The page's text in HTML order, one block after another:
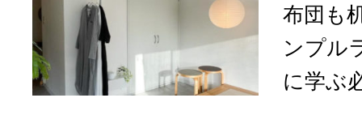
布団も
ンプル
に学ぶ